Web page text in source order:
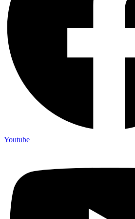
Youtube